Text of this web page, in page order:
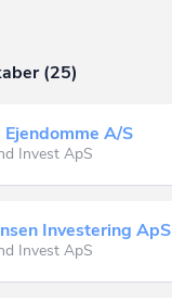
(25)
A/S
Invest ApS
Investering ApS
Invest ApS